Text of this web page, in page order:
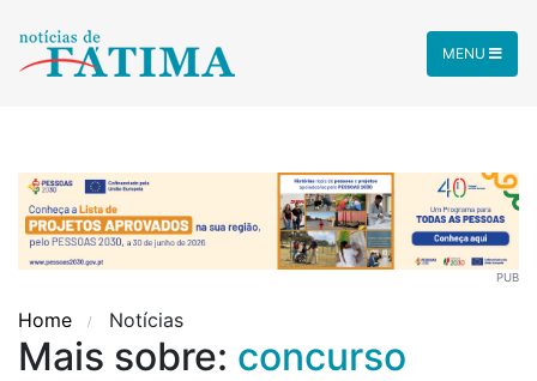
MENU
PUB
Home Notícias
Mais sobre: concurso